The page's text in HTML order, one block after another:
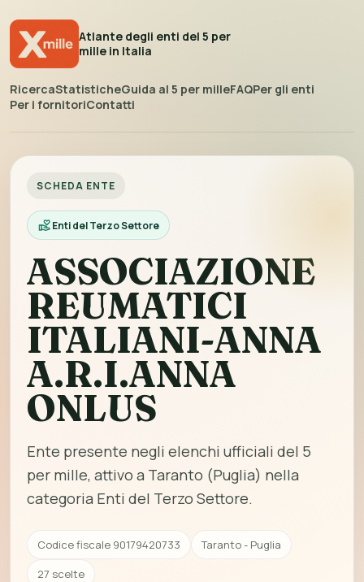
Atlante degli enti del 5 per
mille in Italia
RicercaStatisticheGuida al 5 per milleFAQPer gli enti
Per i fornitoriContatti
SCHEDA ENTE
Enti del Terzo Settore
ASSOCIAZIONE
REUMATICI
ITALIANI-ANNA
A.R.I.ANNA
ONLUS
Ente presente negli elenchi ufficiali del 5
per mille, attivo a Taranto (Puglia) nella
categoria Enti del Terzo Settore.
Codice fiscale 90179420733
Taranto - Puglia
27 scelte